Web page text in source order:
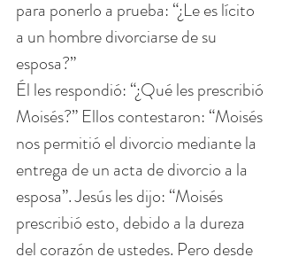
para ponerlo a prueba: “¿Le es lícito
a un hombre divorciarse de su
esposa?”
Él les respondió: “¿Qué les prescribió
Moisés?” Ellos contestaron: “Moisés
nos permitió el divorcio mediante la
entrega de un acta de divorcio a la
esposa”. Jesús les dijo: “Moisés
prescribió esto, debido a la dureza
del corazón de ustedes. Pero desde